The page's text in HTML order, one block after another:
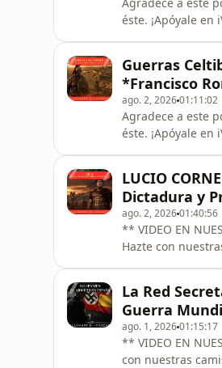
éste. ¡Apóyale en iVoox! Acceso
hablamos con el
Guerras
*Francisco
ago. 2, 202601:11:02
Agradece a este
éste. ¡Apóyale en iVoox! Acceso
a rendirse
LUCIO
Dictadura y
ago. 2, 202601:40:56
** VIDEO EN NUESTRO CANAL
Hazte con nuestras
La Red
Guerra
ago. 1, 202601:15:17
** VIDEO EN NUESTRO CANAL DE
con nuestras camisetas en